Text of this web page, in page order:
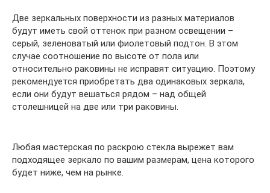
Две зеркальных поверхности из разных материалов
будут иметь свой оттенок при разном освещении –
серый, зеленоватый или фиолетовый подтон. В этом
случае соотношение по высоте от пола или
относительно раковины не исправят ситуацию. Поэтому
рекомендуется приобретать два одинаковых зеркала,
если они будут вешаться рядом – над общей
столешницей на две или три раковины.
Любая мастерская по раскрою стекла вырежет вам
подходящее зеркало по вашим размерам, цена которого
будет ниже, чем на рынке.